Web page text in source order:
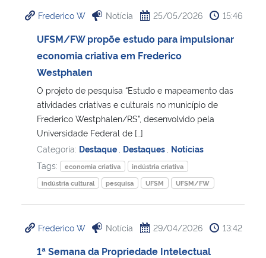
Frederico W Notícia 25/05/2026 15:46
UFSM/FW propõe estudo para impulsionar
economia criativa em Frederico
Westphalen
O projeto de pesquisa “Estudo e mapeamento das
atividades criativas e culturais no município de
Frederico Westphalen/RS”, desenvolvido pela
Universidade Federal de […]
Categoria: Destaque Destaques Notícias
Tags:
economia criativa
indústria criativa
indústria cultural
pesquisa UFSM UFSM/FW
Frederico W Notícia 29/04/2026 13:42
1ª Semana da Propriedade Intelectual